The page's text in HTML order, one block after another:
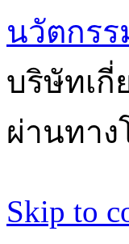
นวัตกร
บริษัทเกี่
ผ่านทา
Skip to